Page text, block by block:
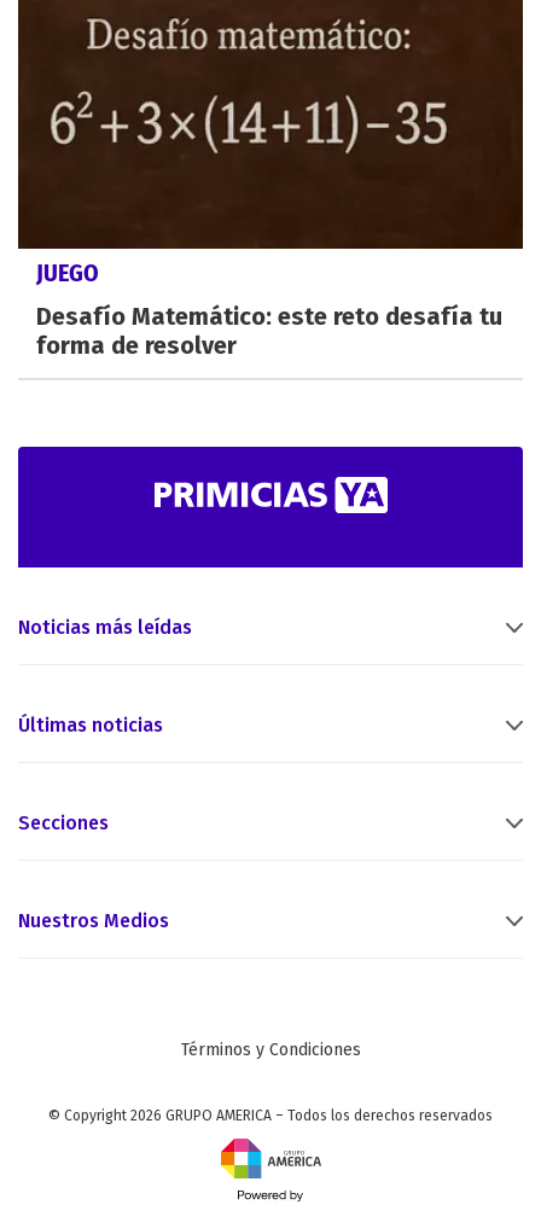
JUEGO
Desafío Matemático: este reto desafía tu
forma de resolver
Noticias más leídas
Últimas noticias
Secciones
Nuestros Medios
Términos y Condiciones
© Copyright 2026 GRUPO AMERICA – Todos los derechos reservados